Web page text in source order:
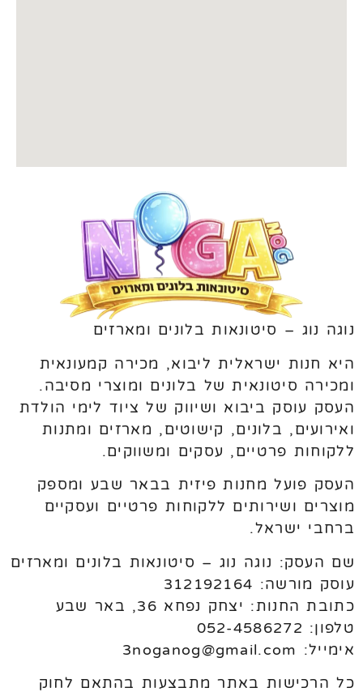
נוגה נוג – סיטונאות בלונים ומארזים
היא חנות ישראלית ליבוא, מכירה קמעונאית
ומכירה סיטונאית של בלונים ומוצרי מסיבה.
העסק עוסק ביבוא ושיווק של ציוד לימי הולדת
ואירועים, בלונים, קישוטים, מארזים ומתנות
ללקוחות פרטיים, עסקים ומשווקים.
העסק פועל מחנות פיזית בבאר שבע ומספק
מוצרים ושירותים ללקוחות פרטיים ועסקיים
ברחבי ישראל.
שם העסק: נוגה נוג – סיטונאות בלונים ומארזים
עוסק מורשה: 312192164
כתובת החנות: יצחק נפחא 36, באר שבע
טלפון: 052-4586272
אימייל: 3noganog@gmail.com
כל הרכישות באתר מתבצעות בהתאם לחוק